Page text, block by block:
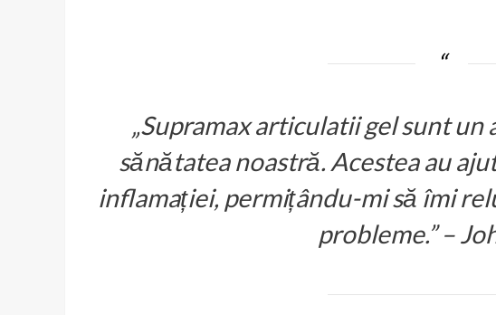
„Supramax articulatii gel sunt
sănătatea noastră. Acestea au
inflamației, permițându-mi să îmi
probleme.” –